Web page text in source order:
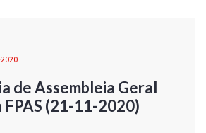
de Assembleia Geral
(21-11-2020)